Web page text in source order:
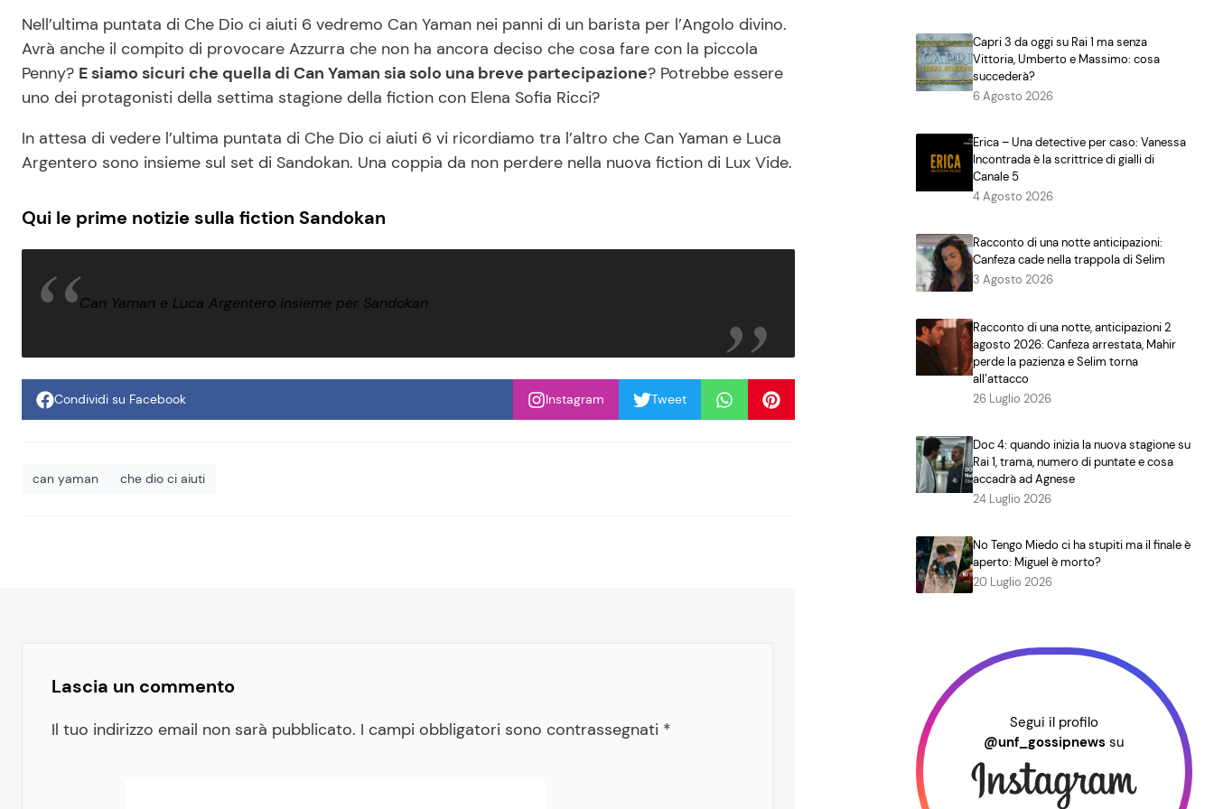
Nell’ultima puntata di Che Dio ci aiuti 6 vedremo Can Yaman nei panni di un barista per l’Angolo divino.
Avrà anche il compito di provocare Azzurra che non ha ancora deciso che cosa fare con la piccola
Penny? E siamo sicuri che quella di Can Yaman sia solo una breve partecipazione? Potrebbe essere
uno dei protagonisti della settima stagione della fiction con Elena Sofia Ricci?
In attesa di vedere l’ultima puntata di Che Dio ci aiuti 6 vi ricordiamo tra l’altro che Can Yaman e Luca
Argentero sono insieme sul set di Sandokan. Una coppia da non perdere nella nuova fiction di Lux Vide.
Qui le prime notizie sulla fiction Sandokan
Can Yaman e Luca Argentero insieme per Sandokan
Condividi su Facebook Instagram Tweet
can yaman che dio ci aiuti
Lascia un commento
Il tuo indirizzo email non sarà pubblicato. I campi obbligatori sono contrassegnati *
Capri 3 da oggi su Rai 1 ma senza
Vittoria, Umberto e Massimo: cosa
succederà?
6 Agosto 2026
Erica – Una detective per caso: Vanessa
Incontrada è la scrittrice di gialli di
Canale 5
4 Agosto 2026
Racconto di una notte anticipazioni:
Canfeza cade nella trappola di Selim
3 Agosto 2026
Racconto di una notte, anticipazioni 2
agosto 2026: Canfeza arrestata, Mahir
perde la pazienza e Selim torna
all’attacco
26 Luglio 2026
Doc 4: quando inizia la nuova stagione su
Rai 1, trama, numero di puntate e cosa
accadrà ad Agnese
24 Luglio 2026
No Tengo Miedo ci ha stupiti ma il finale è
aperto: Miguel è morto?
20 Luglio 2026
Segui il profilo
@unf_gossipnews su